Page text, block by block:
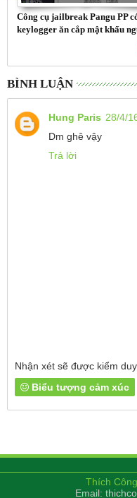
Công cụ jailbreak Pangu PP
keylogger ăn cắp mật khẩu
BÌNH LUẬN
Hung Paris 28/4/
Dm ghê vậy
Trả lời
Nhận xét sẽ được kiểm
Biểu tượng cảm xúc
Thích
Email: